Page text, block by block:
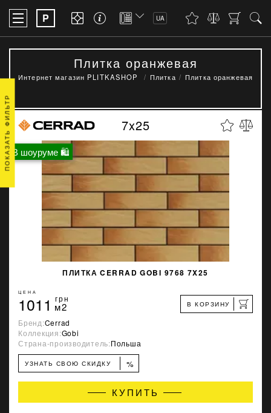
P UA
Плитка оранжевая
Интернет магазин PLITKASHOP Плитка Плитка оранжевая
В шоуруме 🛍
7x25
ПЛИТКА CERRAD GOBI 9768 7X25
ЦЕНА
1011 грн
м2 В КОРЗИНУ
Бренд:Cerrad
Коллекция:Gobi
Страна-производитель:Польша
УЗНАТЬ СВОЮ СКИДКУ %
КУПИТЬ
ПОКАЗАТЬ ФИЛЬТР